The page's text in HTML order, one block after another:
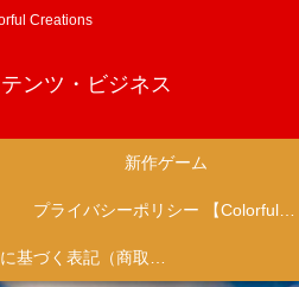
Creations
ンツ・ビジネス
新作ゲーム
プライバシーポリシー 【Colorful Creation】
特定商取引法に基づく表記（商取引に関する開示）